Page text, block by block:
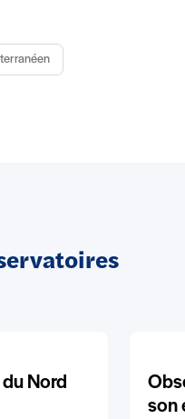
Nord
son